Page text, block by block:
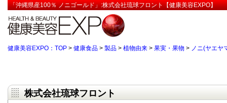
「沖縄県産100％ ノニゴールド」:株式会社琉球フロント【健康美容EXPO】
健康美容EXPO：TOP > 健康食品 > 製品 > 植物由来 > 果実・果物 > ノニ(ヤエヤ
株式会社琉球フロント